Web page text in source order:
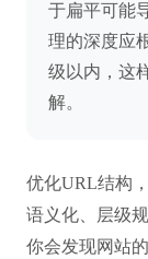
于扁平可能
理的深度应
级以内，这
解。
优化URL结构
语义化、层级
你会发现网站